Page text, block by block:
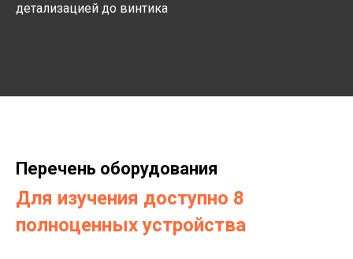
детализацией до винтика
Перечень оборудования
Для изучения доступно 8
полноценных устройства